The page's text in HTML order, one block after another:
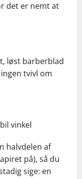
det er nemt at
løst barberblad
tvivl om
vinkel
halvdelen af
på), så du
sige: en